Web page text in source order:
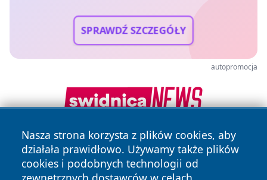
SPRAWDŹ SZCZEGÓŁY
autopromocja
Nasza strona korzysta z plików cookies, aby
działała prawidłowo. Używamy także plików
cookies i podobnych technologii od